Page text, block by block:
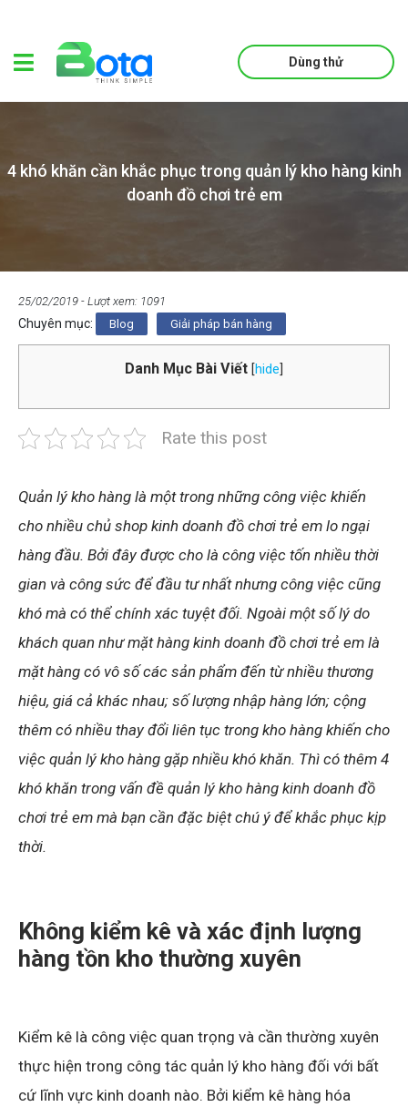
Dùng thử
4 khó khăn cần khắc phục trong quản lý kho hàng kinh
doanh đồ chơi trẻ em
25/02/2019 - Lượt xem: 1091
Chuyên mục: Blog Giải pháp bán hàng
Danh Mục Bài Viết [hide
Rate this post
Quản lý kho hàng là một trong những công việc khiến
cho nhiều chủ shop kinh doanh đồ chơi trẻ em lo ngại
hàng đầu. Bởi đây được cho là công việc tốn nhiều thời
gian và công sức để đầu tư nhất nhưng công việc cũng
khó mà có thể chính xác tuyệt đối. Ngoài một số lý do
khách quan như mặt hàng kinh doanh đồ chơi trẻ em là
mặt hàng có vô số các sản phẩm đến từ nhiều thương
hiệu, giá cả khác nhau; số lượng nhập hàng lớn; cộng
thêm có nhiều thay đổi liên tục trong kho hàng khiến cho
việc quản lý kho hàng gặp nhiều khó khăn. Thì có thêm 4
khó khăn trong vấn đề quản lý kho hàng kinh doanh đồ
chơi trẻ em mà bạn cần đặc biệt chú ý để khắc phục kịp
thời.
Không kiểm kê và xác định lượng
hàng tồn kho thường xuyên
Kiểm kê là công việc quan trọng và cần thường xuyên
thực hiện trong công tác quản lý kho hàng đối với bất
cứ lĩnh vực kinh doanh nào. Bởi kiểm kê hàng hóa